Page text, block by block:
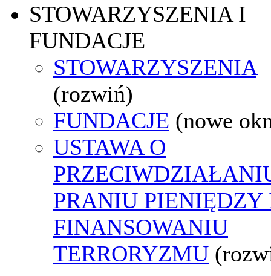
STOWARZYSZENIA I
FUNDACJE
STOWARZYSZENIA
(rozwiń)
FUNDACJE (nowe
USTAWA O
PRANIU PIENIĘDZY
FINANSOWANIU
TERRORYZMU